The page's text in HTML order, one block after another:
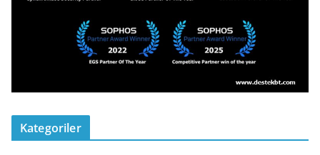
Kategoriler